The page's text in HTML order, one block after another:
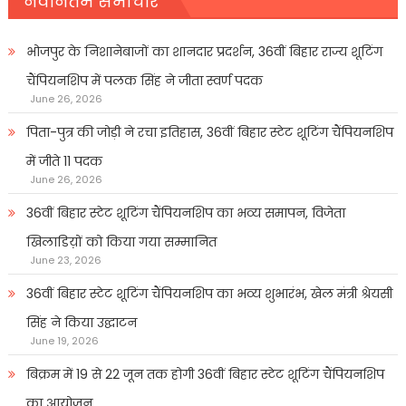
भोजपुर के निशानेबाजों का शानदार प्रदर्शन, 36वीं बिहार राज्य शूटिंग
चैंपियनशिप में पलक सिंह ने जीता स्वर्ण पदक
June 26, 2026
पिता-पुत्र की जोड़ी ने रचा इतिहास, 36वीं बिहार स्टेट शूटिंग चैंपियनशिप
में जीते 11 पदक
June 26, 2026
36वीं बिहार स्टेट शूटिंग चैंपियनशिप का भव्य समापन, विजेता
खिलाडिय़ों को किया गया सम्मानित
June 23, 2026
36वीं बिहार स्टेट शूटिंग चैंपियनशिप का भव्य शुभारंभ, खेल मंत्री श्रेयसी
सिंह ने किया उद्घाटन
June 19, 2026
बिक्रम में 19 से 22 जून तक होगी 36वीं बिहार स्टेट शूटिंग चैंपियनशिप